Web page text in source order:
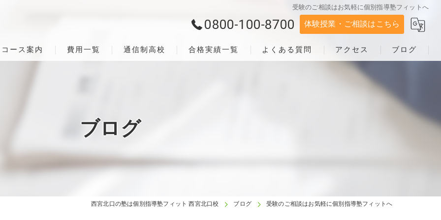
受験のご相談はお気軽に個別指導塾フィットへ
0800-100-8700 体験授業・ご相談はこちら
コース案内 費用一覧 通信制高校 合格実績一覧 よくある質問 アクセス ブログ
ブログ
西宮北口の塾は個別指導塾フィット 西宮北口校 ブログ 受験のご相談はお気軽に個別指導塾フィットへ